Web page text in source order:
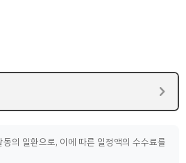
의 일환으로, 이에 따른 일정액의 수수료를